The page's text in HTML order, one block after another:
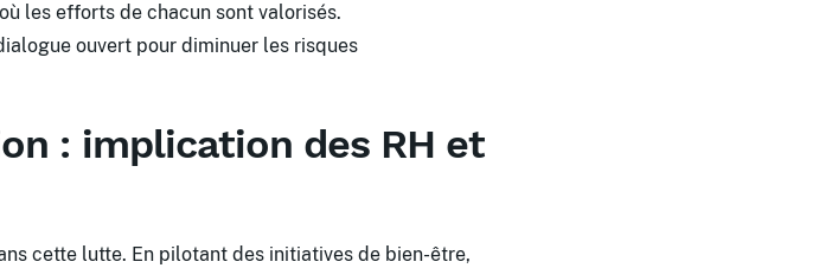
les efforts de chacun sont valorisés.
ouvert pour diminuer les risques
: implication des RH et
cette lutte. En pilotant des initiatives de bien-être,